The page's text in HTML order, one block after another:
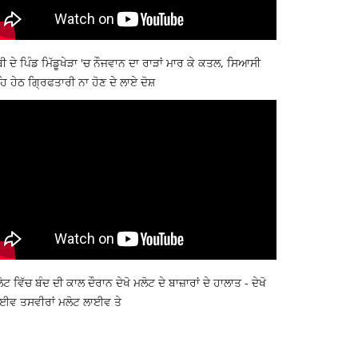
ਦੇ ਪਿੰਡ ਮਿੱਡੂਖੇੜਾ 'ਚ ਨੌਜਵਾਨ ਦਾ ਰਾੜਾਂ ਮਾਰ ਕੇ ਕਤਲ, ਸਿਆਸੀ
ਹੇਠ ਗ੍ਰਿਫਤਾਰੀ ਨਾ ਹੋਣ ਦੇ ਲਾਏ ਦੋਸ਼
ਵਿੱਚ ਬੰਦ ਦੀ ਕਾਲ ਦੌਰਾਨ ਦੇਖੋ ਮਲੋਟ ਦੇ ਬਾਜ਼ਾਰਾਂ ਦੇ ਹਾਲਾਤ - ਦੇਖੋ
ਤਸਵੀਰਾਂ ਮਲੋਟ ਲਾਈਵ ਤੇ